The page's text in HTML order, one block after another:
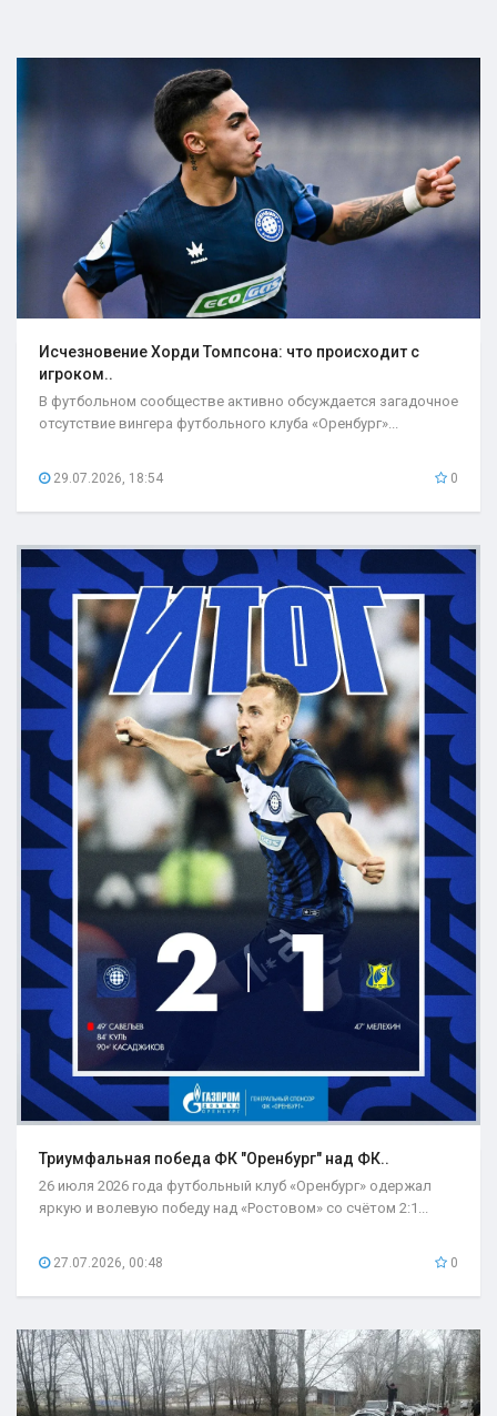
Исчезновение Хорди Томпсона: что происходит с
игроком..
В футбольном сообществе активно обсуждается загадочное
отсутствие вингера футбольного клуба «Оренбург»...
29.07.2026, 18:54 0
Триумфальная победа ФК "Оренбург" над ФК..
26 июля 2026 года футбольный клуб «Оренбург» одержал
яркую и волевую победу над «Ростовом» со счётом 2:1...
27.07.2026, 00:48 0